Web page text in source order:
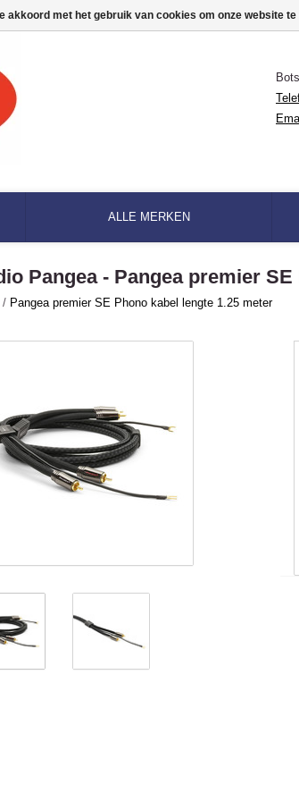
ALLE MERKEN
Pangea - Pangea premier
/ Pangea premier SE Phono kabel lengte 1.25 meter
akkoord met het gebruik van cookies om onze website